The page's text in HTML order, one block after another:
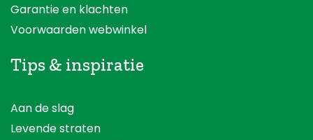
Garantie en klachten
Voorwaarden webwinkel
Tips & inspiratie
Aan de slag
Levende straten